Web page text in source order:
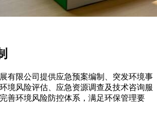
有限公司提供应急预案编制、突发环境事
境风险评估、应急资源调查及技术咨询服
善环境风险防控体系，满足环保管理要